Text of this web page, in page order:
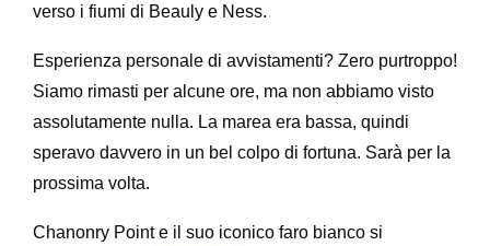
verso i fiumi di Beauly e Ness.
Esperienza personale di avvistamenti? Zero purtroppo!
Siamo rimasti per alcune ore, ma non abbiamo visto
assolutamente nulla. La marea era bassa, quindi
speravo davvero in un bel colpo di fortuna. Sarà per la
prossima volta.
Chanonry Point e il suo iconico faro bianco si